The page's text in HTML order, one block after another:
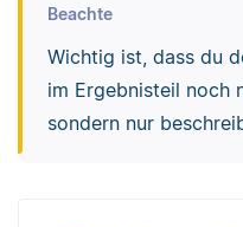
Beachte
Wichtig ist, dass du
im Ergebnisteil noch
sondern nur